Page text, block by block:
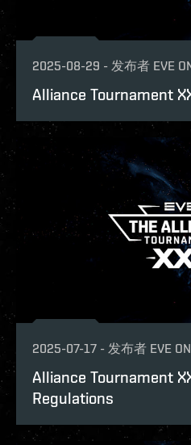
2025-08-29 - 发布者 EVE
Alliance Tournament
2025-07-17 - 发布者 EVE
Alliance Tournament
Regulations